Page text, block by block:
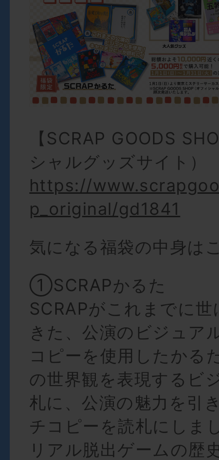
【SCRAP GOODS
シャルグッズサイト）
https://
p_original/gd1841
気になる福袋の中身は
①SCRAPかるた
SCRAPがこれまでに
きた、公演のビジュア
コピーを使用したかる
の世界観を表現するビ
札に、公演の魅力を引
チコピーを読札にしま
リアル脱出ゲームの歴